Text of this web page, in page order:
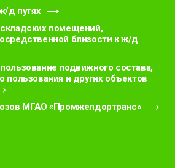
д путях
помещений,
близости к ж/д
подвижного состава,
и других объектов
МГАО «Промжелдортранс»